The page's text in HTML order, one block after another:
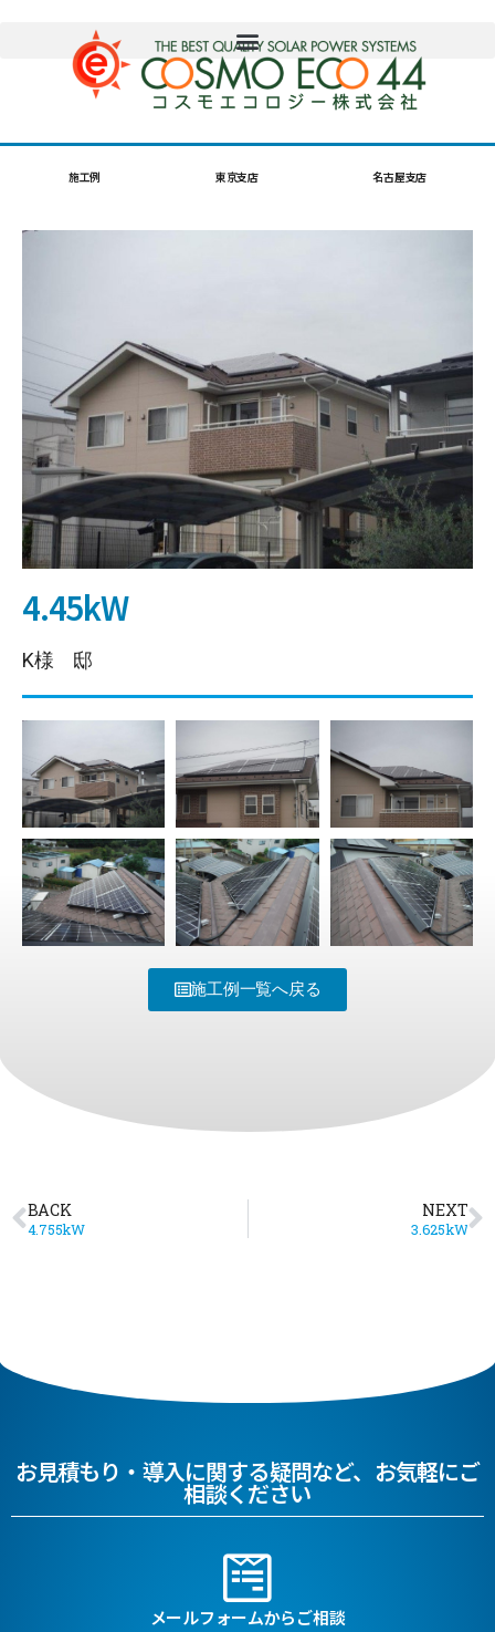
施工例 東京支店 名古屋支店
4.45kW
K様 邸
施工例一覧へ戻る
BACK
4.755kW
NEXT
3.625kW
お見積もり・導入に関する疑問など、お気軽にご
相談ください
メールフォームからご相談